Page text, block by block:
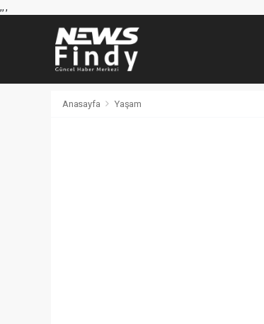
,,,
Anasayfa Yaşam